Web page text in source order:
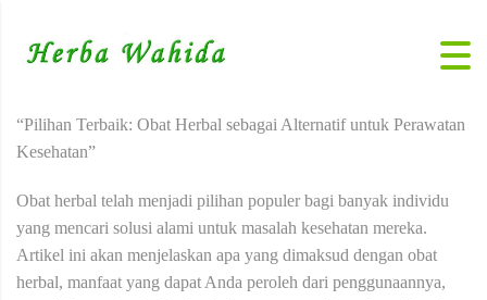
“Pilihan Terbaik: Obat Herbal sebagai Alternatif untuk Perawatan
Kesehatan”
Obat herbal telah menjadi pilihan populer bagi banyak individu
yang mencari solusi alami untuk masalah kesehatan mereka.
Artikel ini akan menjelaskan apa yang dimaksud dengan obat
herbal, manfaat yang dapat Anda peroleh dari penggunaannya,